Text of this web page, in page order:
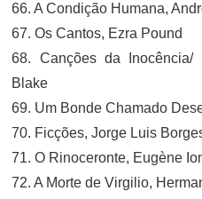
66. A Condição Humana,
67. Os Cantos, Ezra Pound
68. Canções da
Blake
69. Um Bonde Chamado
70. Ficções, Jorge Luis
71. O Rinoceronte, Eugène
72. A Morte de Virgilio,